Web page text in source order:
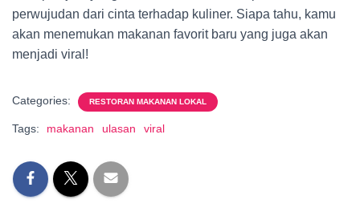
perwujudan dari cinta terhadap kuliner. Siapa tahu, kamu
akan menemukan makanan favorit baru yang juga akan
menjadi viral!
Categories: RESTORAN MAKANAN LOKAL
Tags: makanan ulasan viral